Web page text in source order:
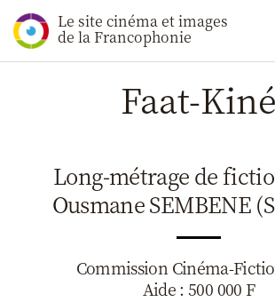
Le site cinéma et images
de la Francophonie
Faat-Kiné
Long-métrage de
Ousmane SEMBENE
Commission Cinéma-
Aide : 500 000 F